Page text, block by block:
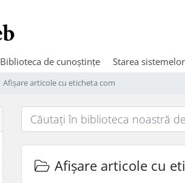
Biblioteca de cunoștințe Starea sistemelor
Afișare articole cu eticheta com
Afișare articole cu